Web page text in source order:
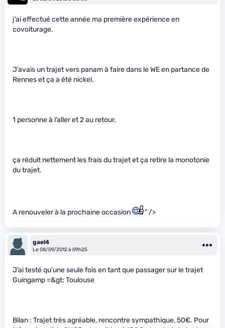
j’ai effectué cette année ma première expérience en
covoiturage.
J’avais un trajet vers panam à faire dans le WE en partance de
Rennes et ça a été nickel.
1 personne à l’aller et 2 au retour.
ça réduit nettement les frais du trajet et ça retire la monotonie
du trajet.
A renouveler à la prochaine occasion " />
gael4
Le 08/09/2012 à 09h25
J’ai testé qu’une seule fois en tant que passager sur le trajet
Guingamp =&gt; Toulouse
Bilan : Trajet très agréable, rencontre sympathique, 50€. Pour